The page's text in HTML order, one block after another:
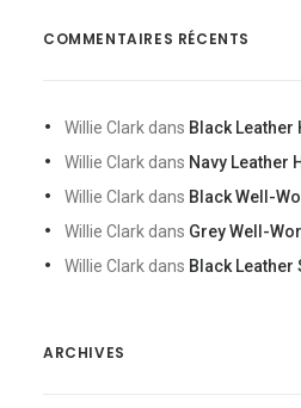
COMMENTAIRES RÉCENTS
Willie Clark dans Black Leather
Willie Clark dans Navy Leather
Willie Clark dans Black Well-
Willie Clark dans Grey Well-
Willie Clark dans Black Leather
ARCHIVES